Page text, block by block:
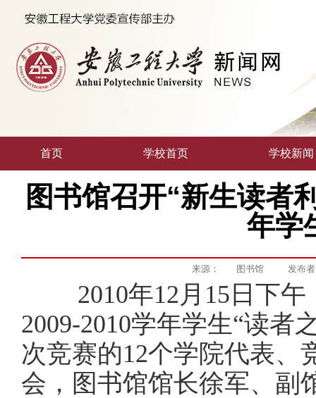
首页 学校首页 学校新闻
图书馆召开“新生读者
年学
来源： 图书馆 发布
2010年12 月 15 日 下午
2009-2010学年学生“读者
次竞赛的12个学院代表、
会，图书馆馆长徐军、副